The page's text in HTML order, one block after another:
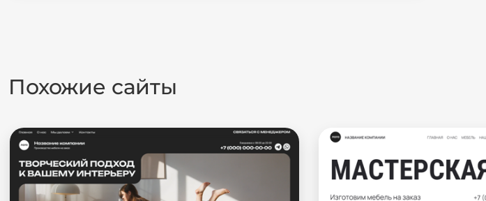
Похожие сайты